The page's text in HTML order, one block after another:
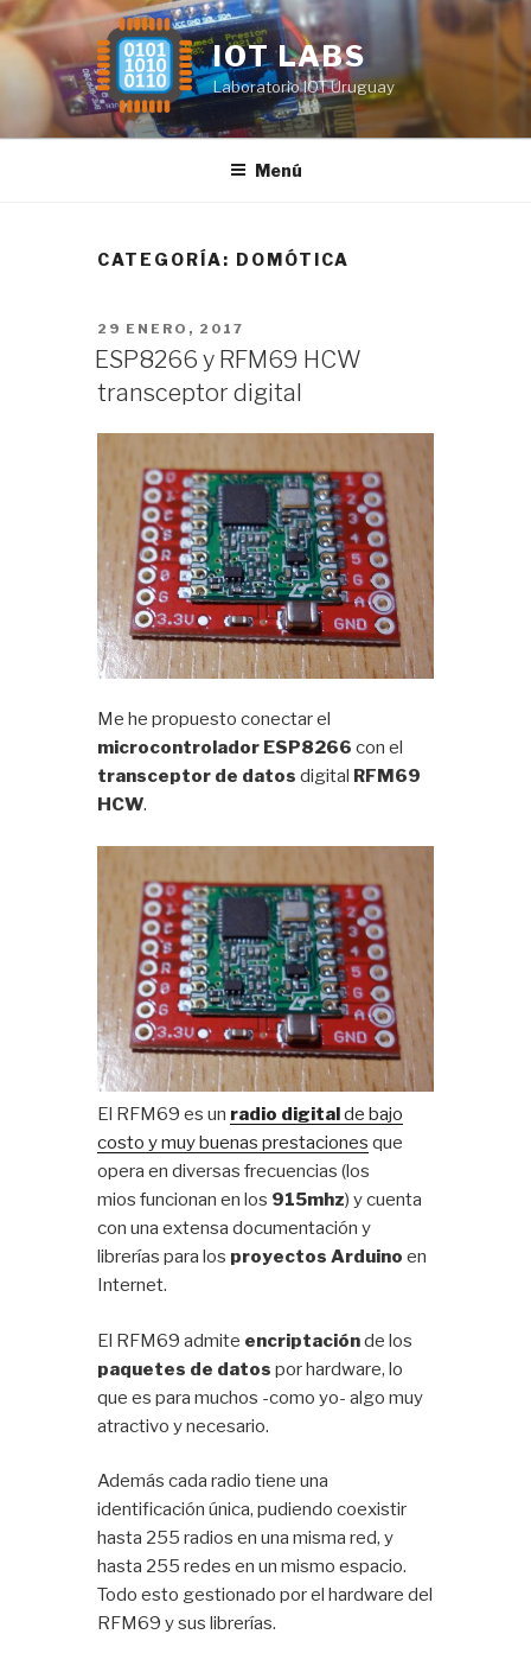
Saltar
al
contenido
IOT LABS
Laboratorio IOT Uruguay
Menú
CATEGORÍA: DOMÓTICA
PUBLICADO
EL
29 ENERO, 2017
ESP8266 y RFM69 HCW
transceptor digital
Me he propuesto conectar el
microcontrolador ESP8266 con el
transceptor de datos digital RFM69
HCW.
El RFM69 es un radio digitalde bajo
costo y muy buenas prestaciones que
opera en diversas frecuencias (los
mios funcionan en los 915mhz) y cuenta
con una extensa documentación y
librerías para los proyectos Arduino en
Internet.
El RFM69 admite encriptaciónde los
paquetes de datos por hardware, lo
que es para muchos -como yo- algo muy
atractivo y necesario.
Además cada radio tiene una
identificación única, pudiendo coexistir
hasta 255 radios en una misma red, y
hasta 255 redes en un mismo espacio.
Todo esto gestionado por el hardware del
RFM69 y sus librerías.